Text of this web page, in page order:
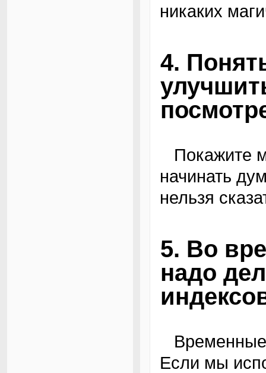
никаких
4.
Покажите мне план запроса, и тогда можно
начинать
нельзя
5. Во
надо
Временные таблицы ни чем не хуже обычных.
Если мы